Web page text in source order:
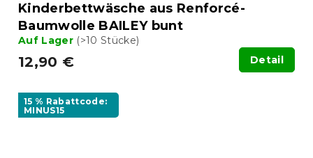
Kinderbettwäsche aus Renforcé-
Baumwolle BAILEY bunt
Auf Lager (>10 Stücke)
12,90 € Detail
15 % Rabattcode:
MINUS15